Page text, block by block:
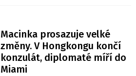
Macinka prosazuje velké
změny. V Hongkongu končí
konzulát, diplomaté míří do
Miami